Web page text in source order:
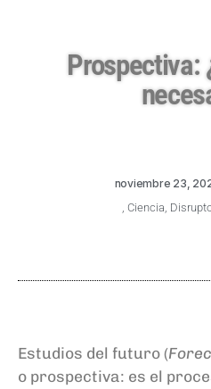
Prospectiva:
noviembre 23,
, Ciencia,
Estudios del futuro (
o prospectiva: es el